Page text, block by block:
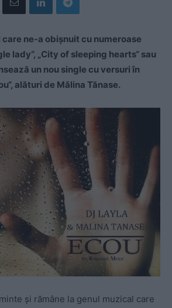
ne-a obişnuit cu numeroase
lady“, „City of sleeping hearts“ sau
un nou single cu versuri în
alături de Mălina Tănase.
şi rămâne la genul muzical care